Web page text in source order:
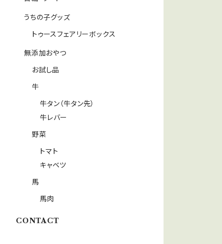
うちの子グッズ
トゥースフェアリーボックス
無添加おやつ
お試し品
牛
牛タン（牛タン先）
牛レバー
野菜
トマト
キャベツ
馬
馬肉
CONTACT